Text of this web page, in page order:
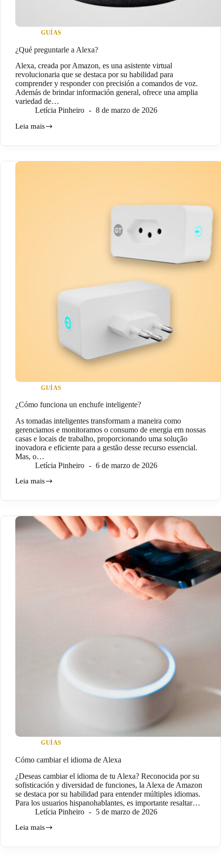
GUÍAS
¿Qué preguntarle a Alexa?
Alexa, creada por Amazon, es una asistente virtual
revolucionaria que se destaca por su habilidad para
comprender y responder con precisión a comandos de voz.
Además de brindar información general, ofrece una amplia
variedad de…
Letícia Pinheiro
8 de marzo de 2026
Leia mais
¿Qué
a
GUÍAS
¿Cómo funciona un enchufe inteligente?
As tomadas inteligentes transformam a maneira como
gerenciamos e monitoramos o consumo de energia em nossas
casas e locais de trabalho, proporcionando uma solução
inovadora e eficiente para a gestão desse recurso essencial.
Mas, o…
Letícia Pinheiro
6 de marzo de 2026
Leia mais
¿Cómo
un
inteligente?
GUÍAS
Cómo cambiar el idioma de Alexa
¿Deseas cambiar el idioma de tu Alexa? Reconocida por su
sofisticación y diversidad de funciones, la Alexa de Amazon
se destaca por su habilidad para entender múltiples idiomas.
Para los usuarios hispanohablantes, es importante resaltar…
Letícia Pinheiro
5 de marzo de 2026
Leia mais
Cómo
el